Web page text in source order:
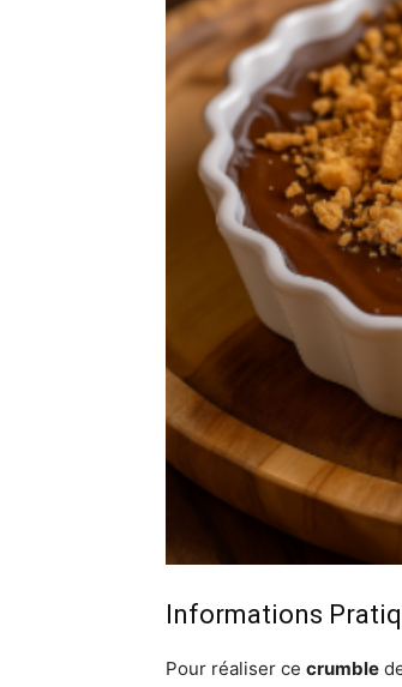
Informations
Pour réaliser ce crumble